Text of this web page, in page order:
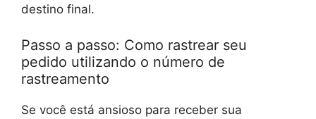
destino final.
Passo a passo: Como rastrear seu
pedido utilizando o número de
rastreamento
Se você está ansioso para receber sua